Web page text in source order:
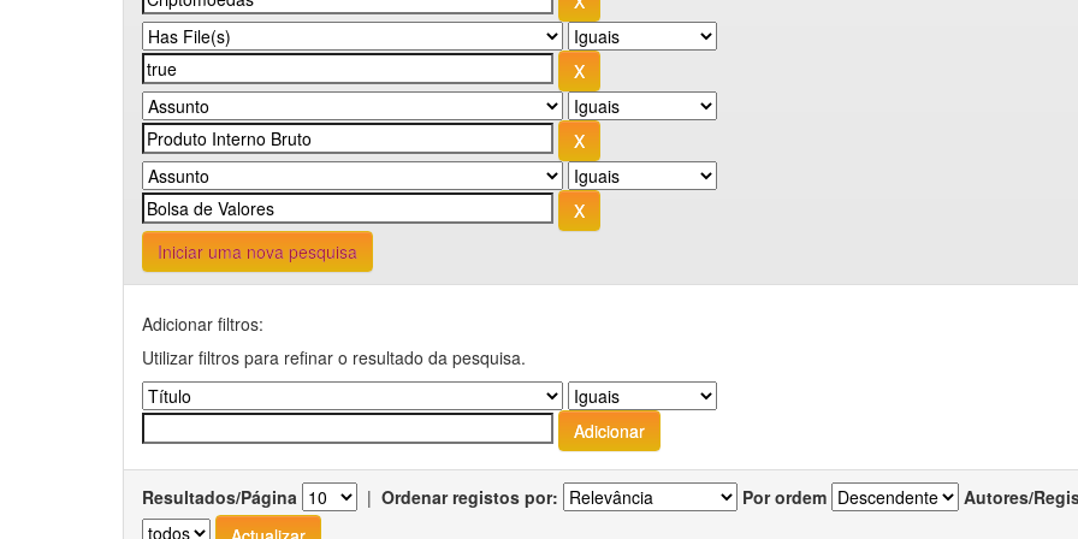
Iniciar uma nova pesquisa
Adicionar filtros:
Utilizar filtros para refinar o resultado da pesquisa.
Resultados/Página | Ordenar registos por: Por ordem Autores/